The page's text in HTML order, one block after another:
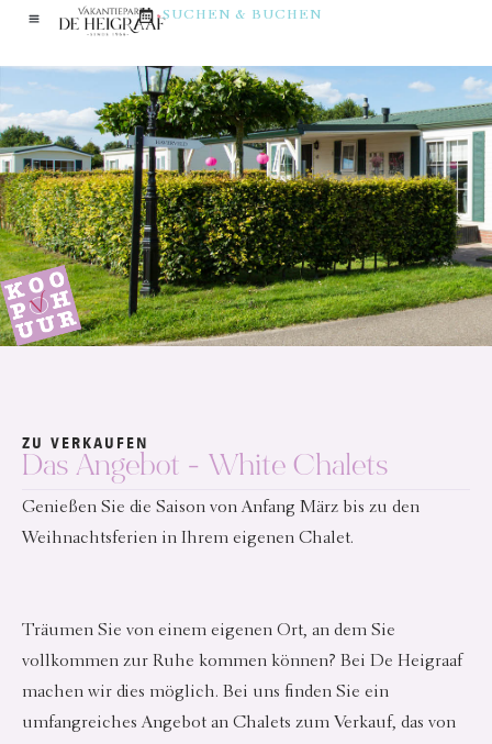
SUCHEN & BUCHEN
ZU VERKAUFEN
Das Angebot - White Chalets
Genießen Sie die Saison von Anfang März bis zu den
Weihnachtsferien in Ihrem eigenen Chalet.
Träumen Sie von einem eigenen Ort, an dem Sie
vollkommen zur Ruhe kommen können? Bei De Heigraaf
machen wir dies möglich. Bei uns finden Sie ein
umfangreiches Angebot an Chalets zum Verkauf, das von